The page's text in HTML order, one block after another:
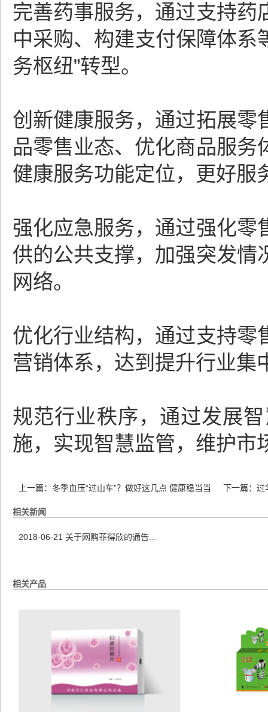
完善药事服务，通过支持药
中采购、构建支付保障体系
务枢纽”转型。
创新健康服务，通过拓展零
品零售业态、优化商品服务
健康服务功能定位，更好服
强化应急服务，通过强化零
供的公共支撑，加强突发情
网络。
优化行业结构，通过支持零
营销体系，达到提升行业集
规范行业秩序，通过发展
施，实现智慧监管，维护市
上一篇： 冬季血压“过山车”？做好这几点 健康稳当当 下一篇： 过
相关新闻
2018-06-21 关于网购菲得欣的通告...
相关产品